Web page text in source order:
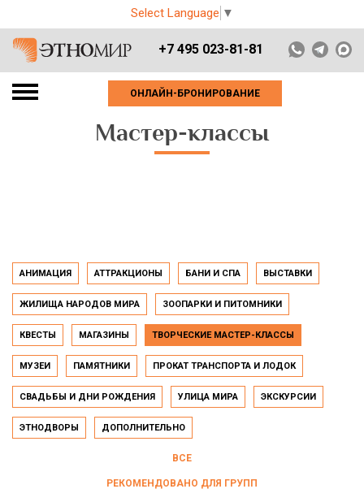
Select Language ▼
+7 495 023-81-81
ОНЛАЙН-БРОНИРОВАНИЕ
Мастер-классы
АНИМАЦИЯ АТТРАКЦИОНЫ БАНИ И СПА ВЫСТАВКИ
ЖИЛИЩА НАРОДОВ МИРА ЗООПАРКИ И ПИТОМНИКИ
КВЕСТЫ МАГАЗИНЫ ТВОРЧЕСКИЕ МАСТЕР-КЛАССЫ
МУЗЕИ ПАМЯТНИКИ ПРОКАТ ТРАНСПОРТА И ЛОДОК
СВАДЬБЫ И ДНИ РОЖДЕНИЯ УЛИЦА МИРА ЭКСКУРСИИ
ЭТНОДВОРЫ ДОПОЛНИТЕЛЬНО
ВСЕ
РЕКОМЕНДОВАНО ДЛЯ ГРУПП